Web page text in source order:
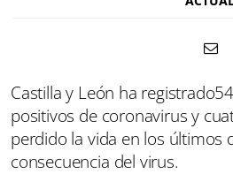
Castilla y León ha
positivos de coronavirus y
perdido la vida en los últimos
consecuencia del virus.